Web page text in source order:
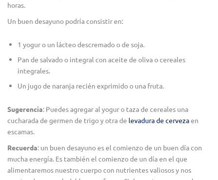
horas.
Un buen desayuno podría consistir en:
1 yogur o un lácteo descremado o de soja.
Pan de salvado o integral con aceite de oliva o cereales
integrales.
Un jugo de naranja recién exprimido o una fruta.
Sugerencia: Puedes agregar al yogur o taza de cereales una
cucharada de germen de trigo y otra de levadura de cervezaen
escamas.
Recuerda: un buen desayuno es el comienzo de un buen día con
mucha energía. Es también el comienzo de un día en el que
alimentaremos nuestro cuerpo con nutrientes valiosos y nos